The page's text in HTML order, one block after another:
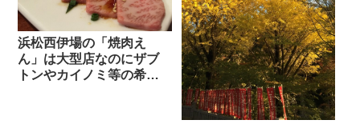
浜松西伊場の「焼肉え
ん」は大型店なのにザブ
トンやカイノミ等の希少